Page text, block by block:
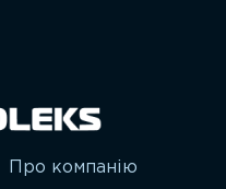
Про компанію